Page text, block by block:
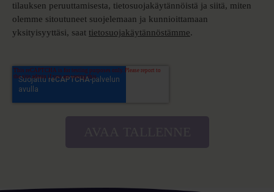
tilauksen peruuttamisesta, tietosuojakäytännöistä ja siitä, miten
olemme sitoutuneet suojelemaan ja kunnioittamaan
yksityisyyttäsi, saat tietosuojakäytännöstämme.